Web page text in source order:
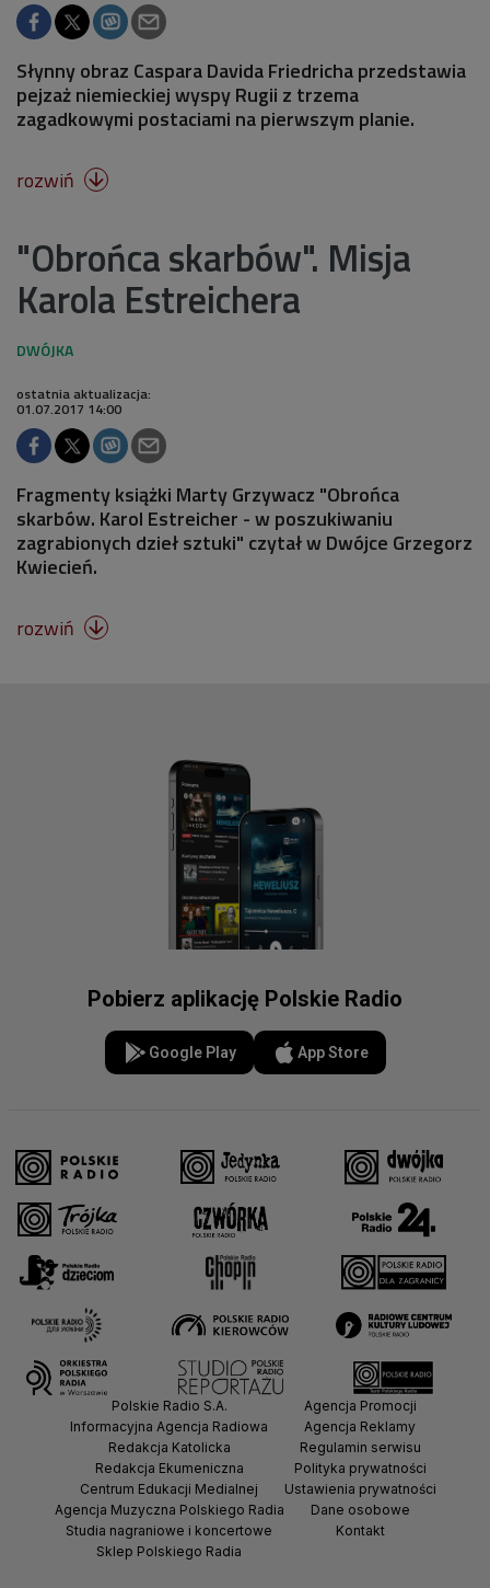
Słynny obraz Caspara Davida Friedricha przedstawia
pejzaż niemieckiej wyspy Rugii z trzema
zagadkowymi postaciami na pierwszym planie.
rozwiń 
"Obrońca skarbów". Misja
Karola Estreichera
ostatnia aktualizacja:
01.07.2017 14:00
Fragmenty książki Marty Grzywacz "Obrońca
skarbów. Karol Estreicher - w poszukiwaniu
zagrabionych dzieł sztuki" czytał w Dwójce Grzegorz
Kwiecień.
rozwiń 
Pobierz aplikację Polskie Radio
Google Play App Store
Polskie Radio S.A.
Informacyjna Agencja Radiowa
Redakcja Katolicka
Redakcja Ekumeniczna
Centrum Edukacji Medialnej
Agencja Muzyczna Polskiego Radia
Studia nagraniowe i koncertowe
Sklep Polskiego Radia
Agencja Promocji
Agencja Reklamy
Regulamin serwisu
Polityka prywatności
Ustawienia prywatności
Dane osobowe
Kontakt